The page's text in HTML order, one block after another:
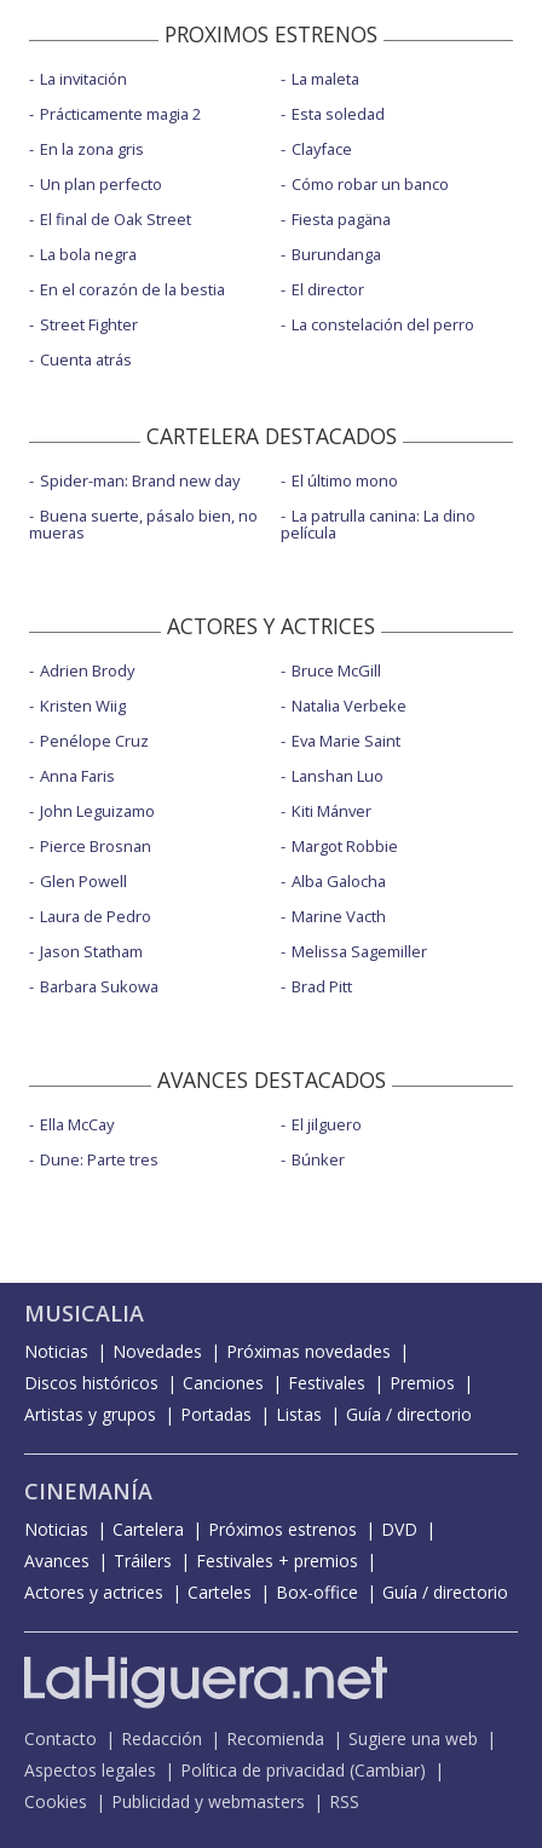
PROXIMOS ESTRENOS
La invitación
Prácticamente magia 2
En la zona gris
Un plan perfecto
El final de Oak Street
La bola negra
En el corazón de la bestia
Street Fighter
Cuenta atrás
La maleta
Esta soledad
Clayface
Cómo robar un banco
Fiesta pagäna
Burundanga
El director
La constelación del perro
CARTELERA DESTACADOS
Spider-man: Brand new day
Buena suerte, pásalo bien, no
mueras
El último mono
La patrulla canina: La dino
película
ACTORES Y ACTRICES
Adrien Brody
Kristen Wiig
Penélope Cruz
Anna Faris
John Leguizamo
Pierce Brosnan
Glen Powell
Laura de Pedro
Jason Statham
Barbara Sukowa
Bruce McGill
Natalia Verbeke
Eva Marie Saint
Lanshan Luo
Kiti Mánver
Margot Robbie
Alba Galocha
Marine Vacth
Melissa Sagemiller
Brad Pitt
AVANCES DESTACADOS
Ella McCay
Dune: Parte tres
El jilguero
Búnker
MUSICALIA
Noticias Novedades
Próximas novedades
Discos históricos
Canciones Festivales
Premios
Artistas y grupos
Portadas Listas Guía / directorio
CINEMANÍA
Noticias Cartelera Próximos estrenos
DVD
Avances
Tráilers
Festivales + premios
Actores y actrices
Carteles Box-office Guía / directorio
Contacto Redacción Recomienda
Sugiere una web
Aspectos legales
Política de privacidad (Cambiar)
Cookies
Publicidad y webmasters RSS